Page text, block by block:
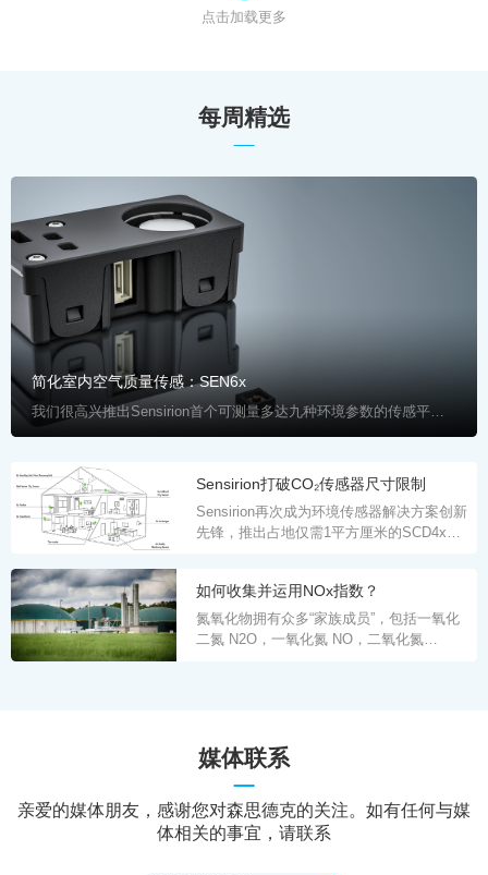
点击加载更多
每周精选
简化室内空气质量传感：SEN6x
我们很高兴推出Sensirion首个可测量多达九种环境参数的传感平台，其中包括二氧化碳和甲醛气体。
Sensirion打破CO₂传感器尺寸限制
Sensirion再次成为环境传感器解决方案创新
先锋，推出占地仅需1平方厘米的SCD4x创
证性能最优化，为更多集成和应用开辟新的
空间。SCD4x具有无与伦比的高性价比，尤
其适合批量生产和成本敏感应用。
如何收集并运用NOx指数？
氮氧化物拥有众多“家族成员”，包括一氧化
二氮 N2O，一氧化氮 NO，二氧化氮
媒体联系
亲爱的媒体朋友，感谢您对森思德克的关注。如有任何与媒
体相关的事宜，请联系